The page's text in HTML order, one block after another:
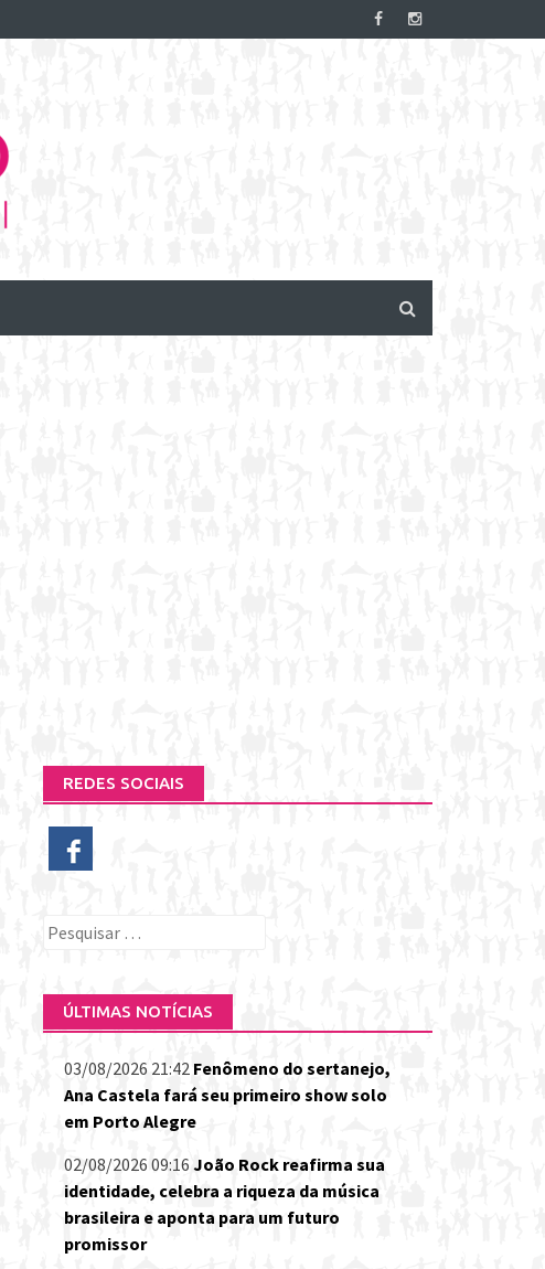
REDES SOCIAIS
Pesquisar
ÚLTIMAS NOTÍCIAS
03/08/2026 21:42 Fenômeno do sertanejo,
Ana Castela fará seu primeiro show solo
em Porto Alegre
02/08/2026 09:16 João Rock reafirma sua
identidade, celebra a riqueza da música
brasileira e aponta para um futuro
promissor